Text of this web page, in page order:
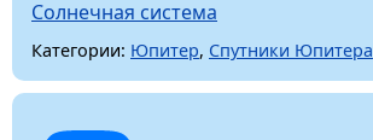
Солнечная система
Категории: Юпитер, Спутники Юпитера